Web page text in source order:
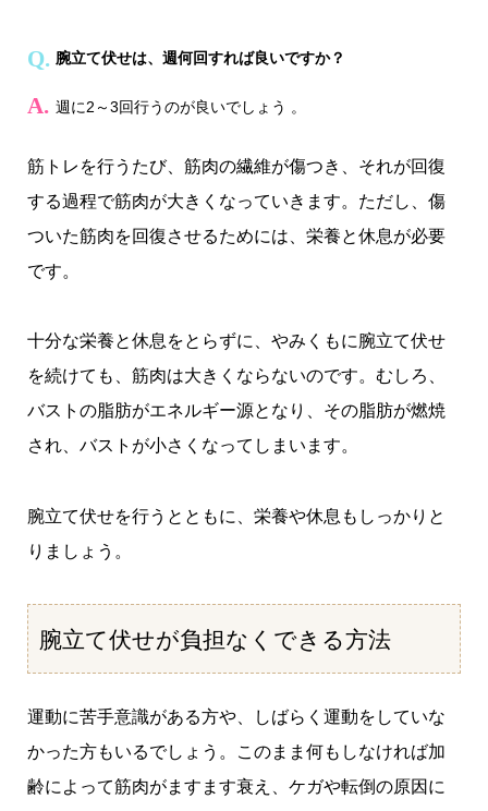
腕立て伏せは、週何回すれば良いですか？
週に2～3回行うのが良いでしょう 。
筋トレを行うたび、筋肉の繊維が傷つき、それが回復
する過程で筋肉が大きくなっていきます。ただし、傷
ついた筋肉を回復させるためには、栄養と休息が必要
です。
十分な栄養と休息をとらずに、やみくもに腕立て伏せ
を続けても、筋肉は大きくならないのです。むしろ、
バストの脂肪がエネルギー源となり、その脂肪が燃焼
され、バストが小さくなってしまいます。
腕立て伏せを行うとともに、栄養や休息もしっかりと
りましょう。
腕立て伏せが負担なくできる方法
運動に苦手意識がある方や、しばらく運動をしていな
かった方もいるでしょう。このまま何もしなければ加
齢によって筋肉がますます衰え、ケガや転倒の原因に